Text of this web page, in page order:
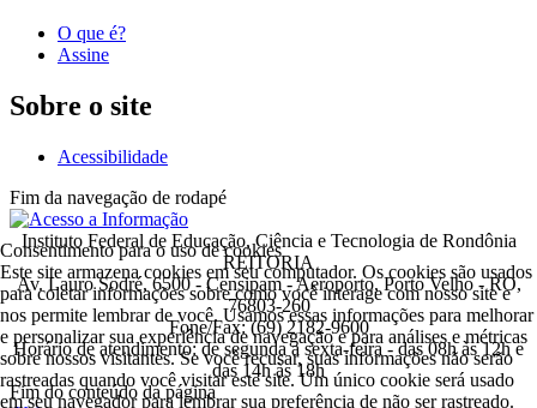
O que é?
Assine
Sobre o site
Acessibilidade
Fim da navegação de rodapé
Instituto Federal de Educação, Ciência e Tecnologia de Rondônia
REITORIA
Av. Lauro Sodré, 6500 - Censipam - Aeroporto, Porto Velho - RO,
76803-260
Fone/Fax: (69) 2182-9600
Horário de atendimento: de segunda a sexta-feira - das 08h às 12h e
das 14h às 18h
Fim do conteúdo da página
Consentimento para o uso de cookies
Este site armazena cookies em seu computador. Os cookies são usados
para coletar informações sobre como você interage com nosso site e
nos permite lembrar de você. Usamos essas informações para melhorar
e personalizar sua experiência de navegação e para análises e métricas
sobre nossos visitantes. Se você recusar, suas informações não serão
rastreadas quando você visitar este site. Um único cookie será usado
em seu navegador para lembrar sua preferência de não ser rastreado.